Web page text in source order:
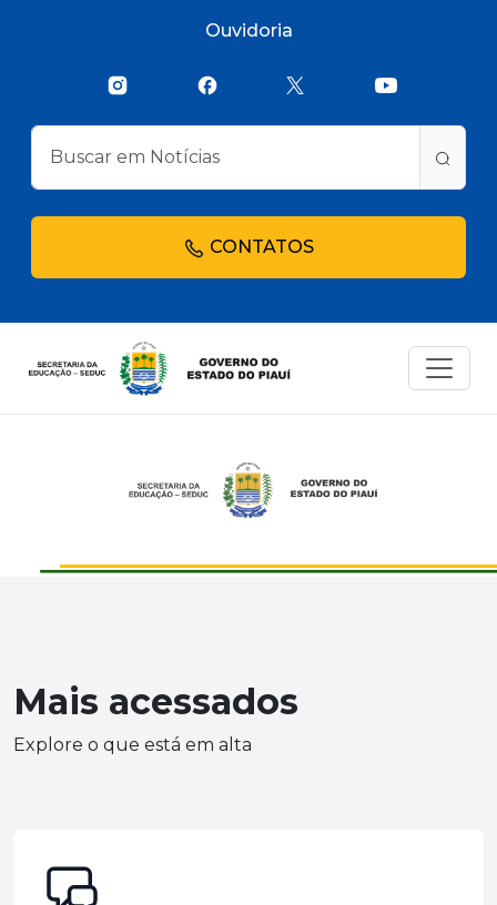
Ouvidoria
CONTATOS
Mais acessados
Explore o que está em alta